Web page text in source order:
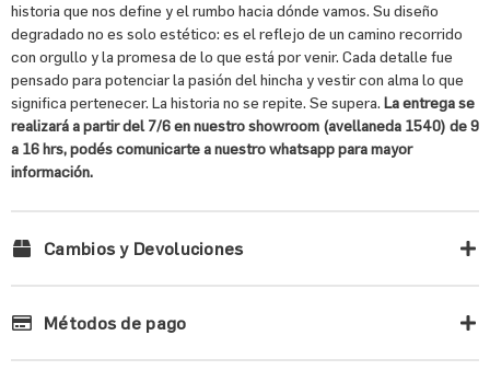
historia que nos define y el rumbo hacia dónde vamos. Su diseño
degradado no es solo estético: es el reflejo de un camino recorrido
con orgullo y la promesa de lo que está por venir. Cada detalle fue
pensado para potenciar la pasión del hincha y vestir con alma lo que
significa pertenecer. La historia no se repite. Se supera. La entrega se
realizará a partir del 7/6 en nuestro showroom (avellaneda 1540) de 9
a 16 hrs, podés comunicarte a nuestro whatsapp para mayor
información.
Cambios y Devoluciones
Métodos de pago